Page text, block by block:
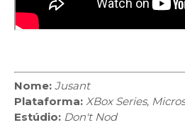
Nome: Jusant
Plataforma: XBox Series,
Estúdio: Don't Nod